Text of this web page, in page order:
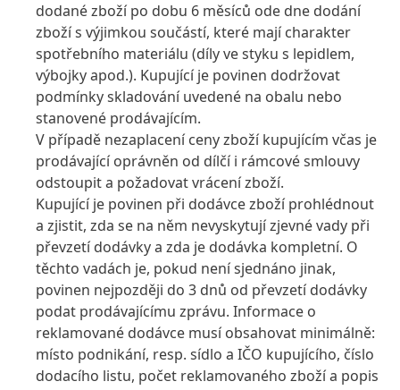
dodané zboží po dobu 6 měsíců ode dne dodání
zboží s výjimkou součástí, které mají charakter
spotřebního materiálu (díly ve styku s lepidlem,
výbojky apod.). Kupující je povinen dodržovat
podmínky skladování uvedené na obalu nebo
stanovené prodávajícím.
V případě nezaplacení ceny zboží kupujícím včas je
prodávající oprávněn od dílčí i rámcové smlouvy
odstoupit a požadovat vrácení zboží.
Kupující je povinen při dodávce zboží prohlédnout
a zjistit, zda se na něm nevyskytují zjevné vady při
převzetí dodávky a zda je dodávka kompletní. O
těchto vadách je, pokud není sjednáno jinak,
povinen nejpozději do 3 dnů od převzetí dodávky
podat prodávajícímu zprávu. Informace o
reklamované dodávce musí obsahovat minimálně:
místo podnikání, resp. sídlo a IČO kupujícího, číslo
dodacího listu, počet reklamovaného zboží a popis